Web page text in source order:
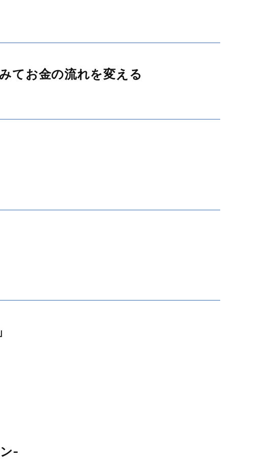
てお金の流れを変える
-